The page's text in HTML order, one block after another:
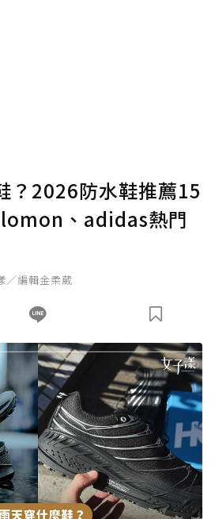
？2026防水鞋推薦15
、adidas熱門
／編輯金柔葳